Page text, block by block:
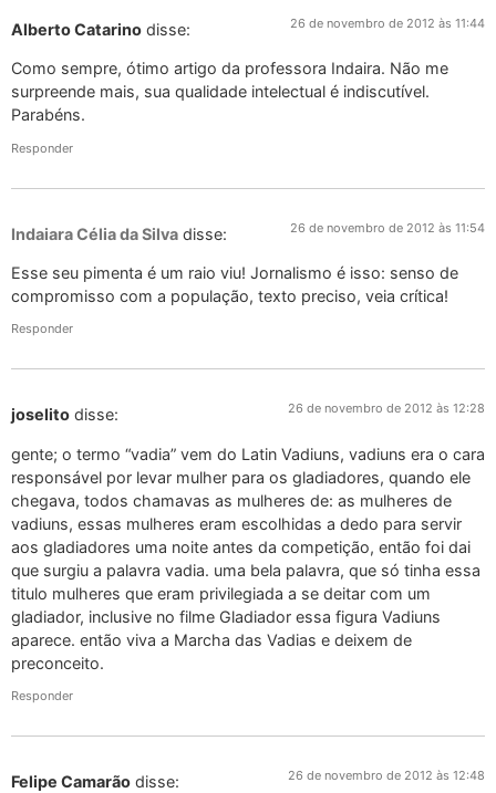
Alberto Catarino disse: 26 de novembro de 2012 às 11:44
Como sempre, ótimo artigo da professora Indaira. Não me
surpreende mais, sua qualidade intelectual é indiscutível.
Parabéns.
Responder
Indaiara Célia da Silva disse: 26 de novembro de 2012 às 11:54
Esse seu pimenta é um raio viu! Jornalismo é isso: senso de
compromisso com a população, texto preciso, veia crítica!
Responder
joselito disse: 26 de novembro de 2012 às 12:28
gente; o termo “vadia” vem do Latin Vadiuns, vadiuns era o cara
responsável por levar mulher para os gladiadores, quando ele
chegava, todos chamavas as mulheres de: as mulheres de
vadiuns, essas mulheres eram escolhidas a dedo para servir
aos gladiadores uma noite antes da competição, então foi dai
que surgiu a palavra vadia. uma bela palavra, que só tinha essa
titulo mulheres que eram privilegiada a se deitar com um
gladiador, inclusive no filme Gladiador essa figura Vadiuns
aparece. então viva a Marcha das Vadias e deixem de
preconceito.
Responder
Felipe Camarão disse: 26 de novembro de 2012 às 12:48